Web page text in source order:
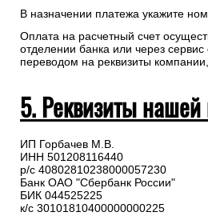
В назначении платежа укажите
Оплата на расчетный счет
отделении банка или через сервис
переводом на реквизиты
5. Реквизиты
ИП Горбачев М.В.
ИНН 501208116440
р/с 40802810238000057230
Банк ОАО "Сбербанк России"
БИК 044525225
к/с 30101810400000000225